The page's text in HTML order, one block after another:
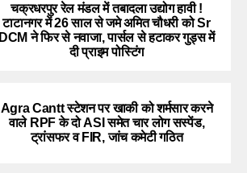
चक्रधरपुर रेल मंडल में तबादला उद्योग हावी !
टाटानगर में 26 साल से जमे अमित चौधरी को Sr
DCM ने फिर से नवाजा, पार्सल से हटाकर गुड्स में
दी प्राइम पोस्टिंग
Agra Cantt स्टेशन पर खाकी को शर्मसार करने
वाले RPF के दो ASI समेत चार लोग सस्पेंड,
ट्रांसफर व FIR, जांच कमेटी गठित